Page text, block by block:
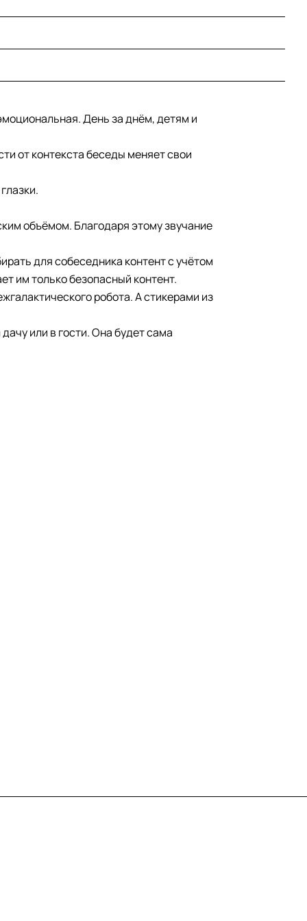
День за днём, детям и
от контекста беседы меняет свои
объёмом. Благодаря этому звучание
для собеседника контент с учётом
им только безопасный контент.
робота. А стикерами из
или в гости. Она будет сама